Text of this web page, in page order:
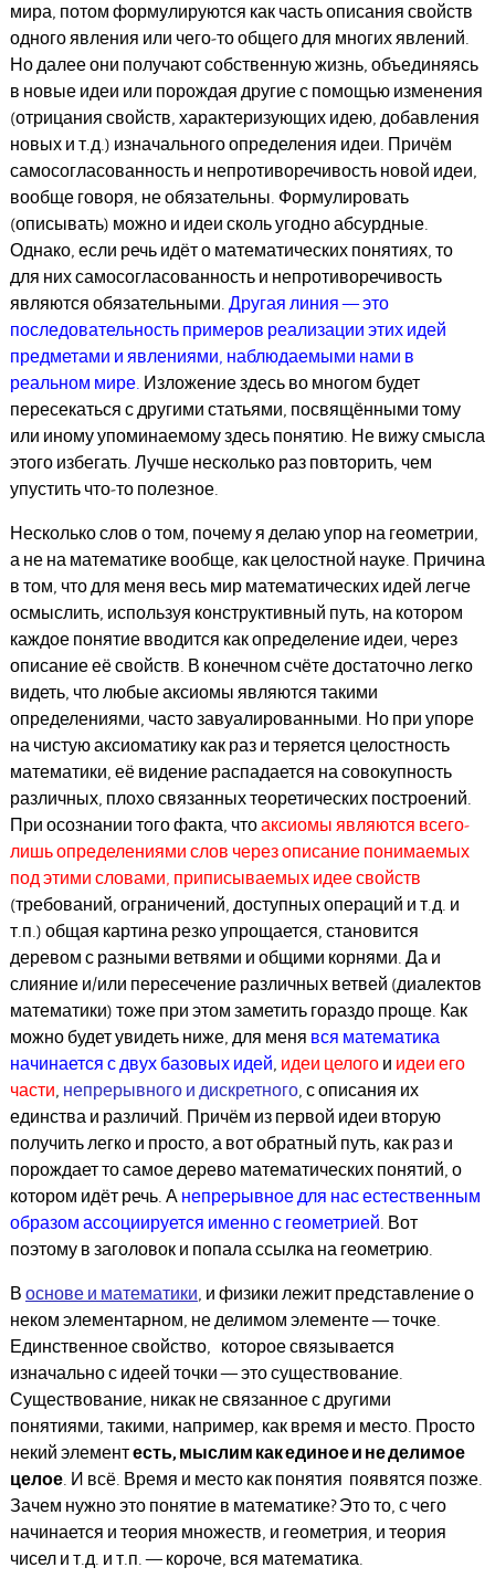
мира, потом формулируются как часть описания свойств
одного явления или чего-то общего для многих явлений.
Но далее они получают собственную жизнь, объединяясь
в новые идеи или порождая другие с помощью изменения
(отрицания свойств, характеризующих идею, добавления
новых и т.д.) изначального определения идеи. Причём
самосогласованность и непротиворечивость новой идеи,
вообще говоря, не обязательны. Формулировать
(описывать) можно и идеи сколь угодно абсурдные.
Однако, если речь идёт о математических понятиях, то
для них самосогласованность и непротиворечивость
являются обязательными. Другая линия — это
последовательность примеров реализации этих идей
предметами и явлениями, наблюдаемыми нами в
реальном мире. Изложение здесь во многом будет
пересекаться с другими статьями, посвящёнными тому
или иному упоминаемому здесь понятию. Не вижу смысла
этого избегать. Лучше несколько раз повторить, чем
упустить что-то полезное.
Несколько слов о том, почему я делаю упор на геометрии,
а не на математике вообще, как целостной науке. Причина
в том, что для меня весь мир математических идей легче
осмыслить, используя конструктивный путь, на котором
каждое понятие вводится как определение идеи, через
описание её свойств. В конечном счёте достаточно легко
видеть, что любые аксиомы являются такими
определениями, часто завуалированными. Но при упоре
на чистую аксиоматику как раз и теряется целостность
математики, её видение распадается на совокупность
различных, плохо связанных теоретических построений.
При осознании того факта, чтоаксиомы являются всего-
лишь определениями слов через описание понимаемых
под этими словами, приписываемых идее свойств
(требований, ограничений, доступных операций и т.д. и
т.п.) общая картина резко упрощается, становится
деревом с разными ветвями и общими корнями. Да и
слияние и/или пересечение различных ветвей (диалектов
математики) тоже при этом заметить гораздо проще. Как
можно будет увидеть ниже, для меня вся математика
начинается с двух базовых идей, идеи целогои идеи его
части, непрерывного и дискретного, с описания их
единства и различий. Причём из первой идеи вторую
получить легко и просто, а вот обратный путь, как раз и
порождает то самое дерево математических понятий, о
котором идёт речь. А непрерывное для нас естественным
образом ассоциируется именно с геометрией . Вот
поэтому в заголовок и попала ссылка на геометрию.
В основе и математики, и физики лежит представление о
неком элементарном, не делимом элементе — точке.
Единственное свойство, которое связывается
изначально с идеей точки — это существование.
Существование, никак не связанное с другими
понятиями, такими, например, как время и место. Просто
некий элементесть, мыслим как единое и не делимое
целое. И всё. Время и место как понятия появятся позже.
Зачем нужно это понятие в математике? Это то, с чего
начинается и теория множеств, и геометрия, и теория
чисел и т.д. и т.п. — короче, вся математика.